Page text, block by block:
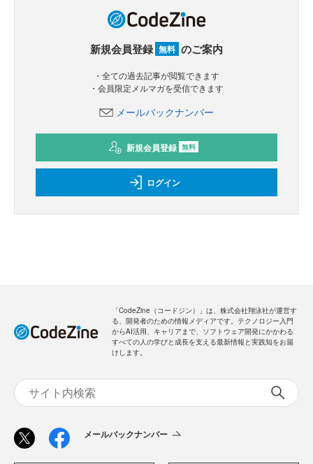
新規会員登録 無料 のご案内
・全ての過去記事が閲覧できます
・会員限定メルマガを受信できます
メールバックナンバー
新規会員登録 無料
ログイン
「CodeZine（コードジン）」は、株式会社翔泳社が運営す
る、開発者のための情報メディアです。テクノロジー入門
からAI活用、キャリアまで、ソフトウェア開発にかかわる
すべての人の学びと成長を支える最新情報と実践知をお届
けします。
メールバックナンバー